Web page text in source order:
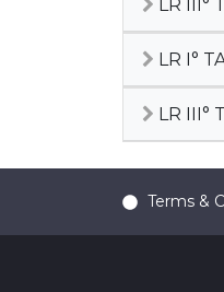
LR III°
LR I°
LR III°
Terms &